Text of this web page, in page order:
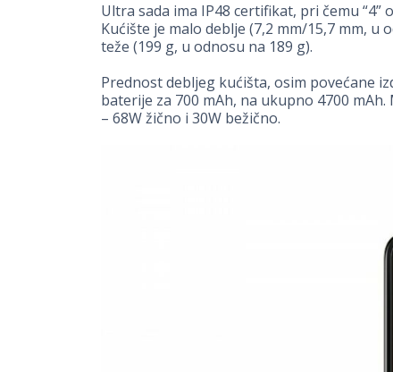
Ultra sada ima IP48 certifikat, pri čemu “4”
Kućište je malo deblje (7,2 mm/15,7 mm, u
teže (199 g, u odnosu na 189 g).
Prednost debljeg kućišta, osim povećane
baterije za 700 mAh, na ukupno 4700
– 68W žično i 30W bežično.